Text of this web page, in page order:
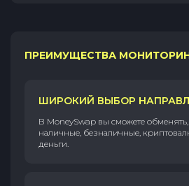
ПРЕИМУЩЕСТВА
ШИРОКИЙ ВЫБОР
В MoneySwap вы сможете
наличные, безналичные,
деньги.